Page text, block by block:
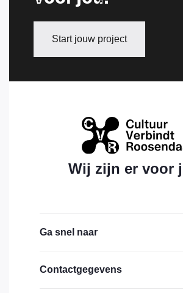
Start jouw project
Wij zijn er voor
Ga snel naar
Contactgegevens